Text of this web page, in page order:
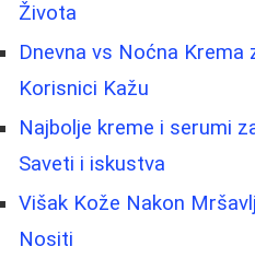
Života
Dnevna vs Noćna Krema
Korisnici Kažu
Najbolje kreme i serumi
Saveti i iskustva
Višak Kože Nakon
Nositi